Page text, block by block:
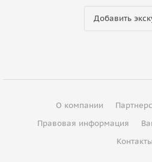
Добавить
О компании
Правовая информация
Контакты